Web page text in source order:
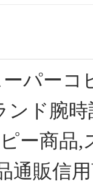
パー
ンド腕
ー商品
通販信